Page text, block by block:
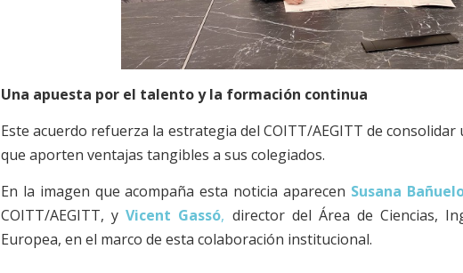
Una apuesta por el talento y la formación continua
Este acuerdo refuerza la estrategia del COITT/AEGITT de
que aporten ventajas tangibles a sus colegiados.
En la imagen que acompaña esta noticia aparecen Susana
COITT/AEGITT, yVicent Gassó, director del Área de Ciencias,
Europea, en el marco de esta colaboración institucional.